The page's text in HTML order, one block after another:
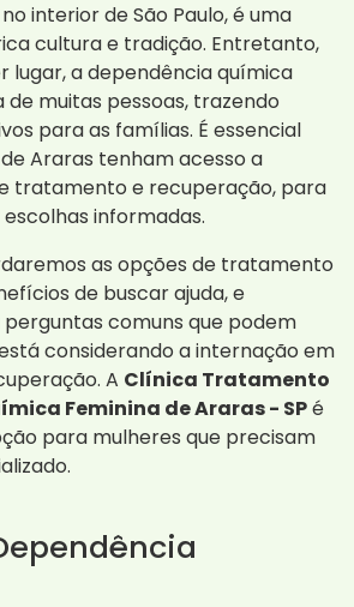
interior de São Paulo, é uma
cultura e tradição. Entretanto,
lugar, a dependência química
muitas pessoas, trazendo
para as famílias. É essencial
Araras tenham acesso a
tratamento e recuperação, para
informadas.
as opções de tratamento
de buscar ajuda, e
comuns que podem
considerando a internação em
A Clínica Tratamento
Feminina de Araras - SPé
para mulheres que precisam